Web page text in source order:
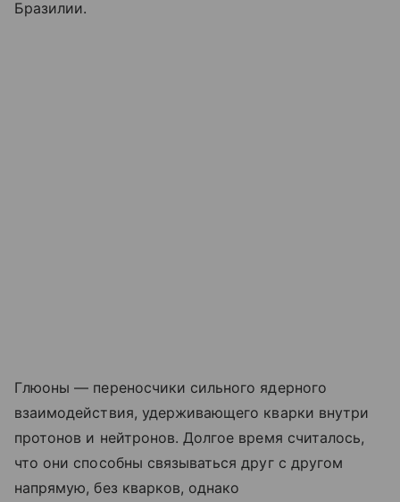
Бразилии.
Глюоны — переносчики сильного ядерного
взаимодействия, удерживающего кварки внутри
протонов и нейтронов. Долгое время считалось,
что они способны связываться друг с другом
напрямую, без кварков, однако